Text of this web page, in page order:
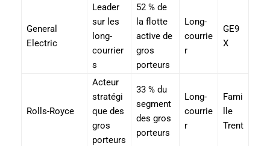
General
Electric
Leader
sur les
long-
courrier
s
52 % de
la flotte
active de
gros
porteurs
Long-
courrie
r
GE9
X
Rolls-Royce
Acteur
stratégi
que des
gros
porteurs
33 % du
segment
des gros
porteurs
Long-
courrie
r
Fami
lle
Trent